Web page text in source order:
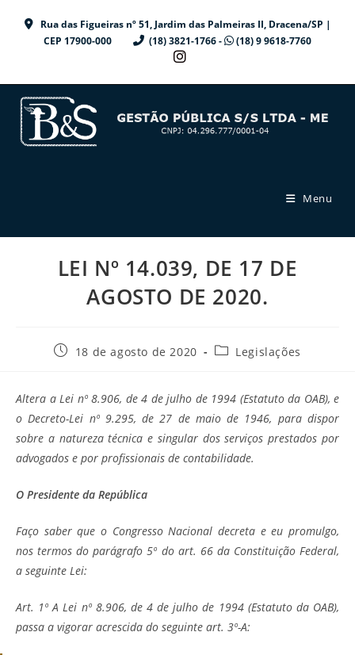
Rua das Figueiras nº 51, Jardim das Palmeiras II, Dracena/SP |
CEP 17900-000
(18) 3821-1766 - (18) 9 9618-7760
Menu
LEI Nº 14.039, DE 17 DE
AGOSTO DE 2020.
Post18 de agosto de 2020
Categoria
Legislações
Altera a Lei nº 8.906, de 4 de julho de 1994 (Estatuto da OAB), e
o Decreto-Lei nº 9.295, de 27 de maio de 1946, para dispor
sobre a natureza técnica e singular dos serviços prestados por
advogados e por profissionais de contabilidade.
O Presidente da República
Faço saber que o Congresso Nacional decreta e eu promulgo,
nos termos do parágrafo 5º do art. 66 da Constituição Federal,
a seguinte Lei:
Art. 1º A Lei nº 8.906, de 4 de julho de 1994 (Estatuto da OAB),
passa a vigorar acrescida do seguinte art. 3º-A: